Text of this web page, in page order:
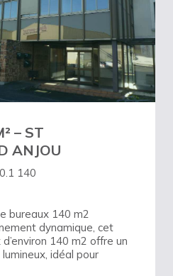
– ST
ANJOU
140
bureaux 140 m2
dynamique, cet
140 m2 offre un
idéal pour